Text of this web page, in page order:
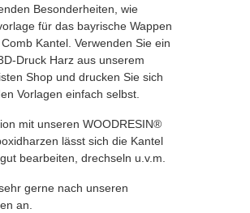
Besonderheiten, wie
für das bayrische Wappen
Kantel. Verwenden Sie ein
Druck Harz aus unserem
Shop und drucken Sie sich
Vorlagen einfach selbst.
mit unseren WOODRESIN®
lässt sich die Kantel
bearbeiten, drechseln u.v.m.
gerne nach unseren
an.